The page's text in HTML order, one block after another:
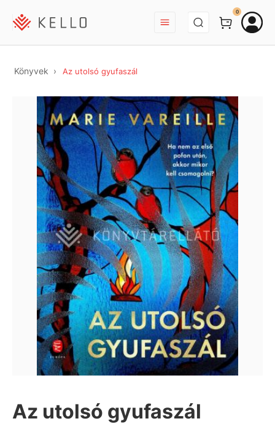
BEJELENTKEZÉS
0
Könyvek Az utolsó gyufaszál
Az utolsó gyufaszál